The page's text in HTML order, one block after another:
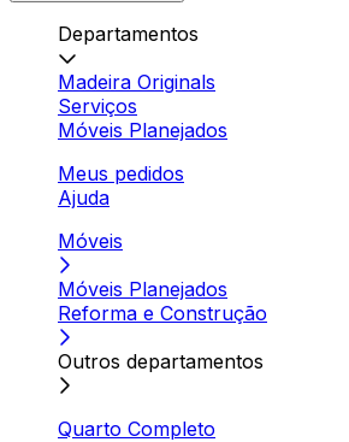
Departamentos
Madeira Originals
Serviços
Móveis Planejados
Meus pedidos
Ajuda
Móveis
Móveis Planejados
Reforma e Construção
Outros departamentos
Quarto Completo